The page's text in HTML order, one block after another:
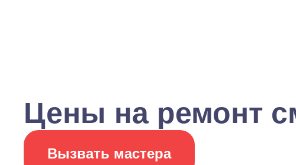
Цены на ремонт
Вызвать мастера